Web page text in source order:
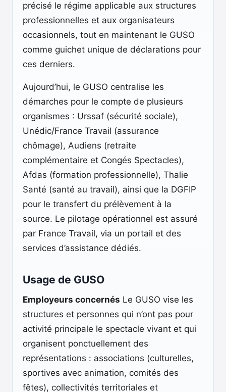
précisé le régime applicable aux structures
professionnelles et aux organisateurs
occasionnels, tout en maintenant le GUSO
comme guichet unique de déclarations pour
ces derniers.
Aujourd’hui, le GUSO centralise les
démarches pour le compte de plusieurs
organismes : Urssaf (sécurité sociale),
Unédic/France Travail (assurance
chômage), Audiens (retraite
complémentaire et Congés Spectacles),
Afdas (formation professionnelle), Thalie
Santé (santé au travail), ainsi que la DGFIP
pour le transfert du prélèvement à la
source. Le pilotage opérationnel est assuré
par France Travail, via un portail et des
services d’assistance dédiés.
Usage de GUSO
Employeurs concernés Le GUSO vise les
structures et personnes qui n’ont pas pour
activité principale le spectacle vivant et qui
organisent ponctuellement des
représentations : associations (culturelles,
sportives avec animation, comités des
fêtes), collectivités territoriales et